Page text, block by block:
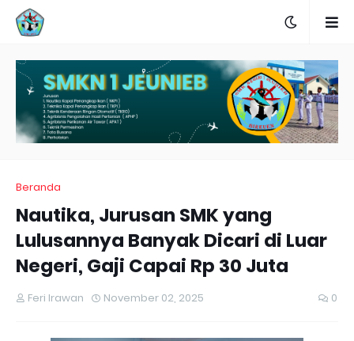
Beranda
Nautika, Jurusan SMK yang
Lulusannya Banyak Dicari di Luar
Negeri, Gaji Capai Rp 30 Juta
Feri Irawan November 02, 2025 0